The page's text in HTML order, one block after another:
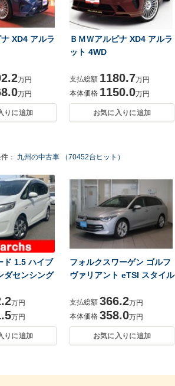
XD4 アルラ
万円
万円
りに追加
ＢＭＷアルピナ XD4 アルラ
ット 4WD
支払総額 1180.7万円
本体価格 1150.0万円
お気に入りに追加
： 九州の中古車 （70452台ヒット）
ド 1.5 ハイブ
ダセンシング
万円
万円
りに追加
フォルクスワーゲン ゴルフ
ヴァリアント eTSI スタイル
支払総額 366.2万円
本体価格 358.0万円
お気に入りに追加